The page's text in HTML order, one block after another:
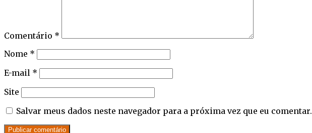
Comentário *
Nome *
E-mail *
Site
Salvar meus dados neste navegador para a próxima vez que eu comentar.